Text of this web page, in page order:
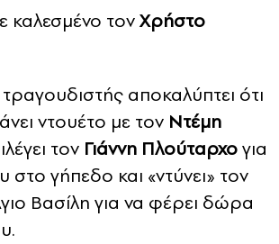
καλεσμένο τονΧρήστο
αποκαλύπτει ότι
ντουέτο με τον Ντέμη
τον Γιάννη Πλούταρχογια
στο γήπεδο και «ντύνει» τον
Βασίλη για να φέρει δώρα